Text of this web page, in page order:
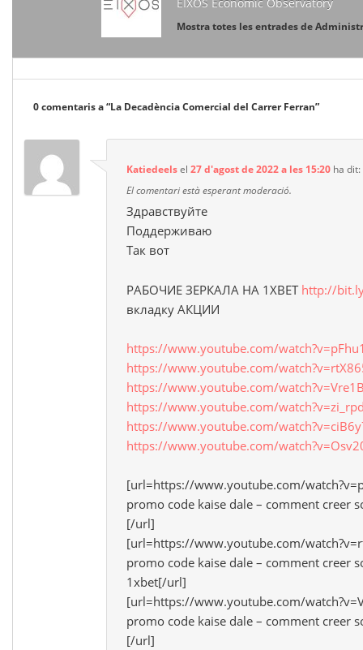
EIXOS Economic Observatory
Mostra totes les entrades de
0 comentaris a “La Decadència Comercial del Carrer Ferran”
Katiedeelsel27 d'agost de 2022 a les 15:20 ha dit:
El comentari està esperant moderació.
Здравствуйте
Поддерживаю
Так вот
РАБОЧИЕ ЗЕРКАЛА НА 1ХBET http://
вкладку АКЦИИ
https://www.youtube.com/
https://www.youtube.com/
https://www.youtube.com/
https://www.youtube.com/
https://www.youtube.com/
https://www.youtube.com/
[url=https://www.youtube.com/
promo code kaise dale – comment creer
[/url]
[url=https://www.youtube.com/
promo code kaise dale – comment creer
1xbet[/url]
[url=https://www.youtube.com/
promo code kaise dale – comment creer
[/url]